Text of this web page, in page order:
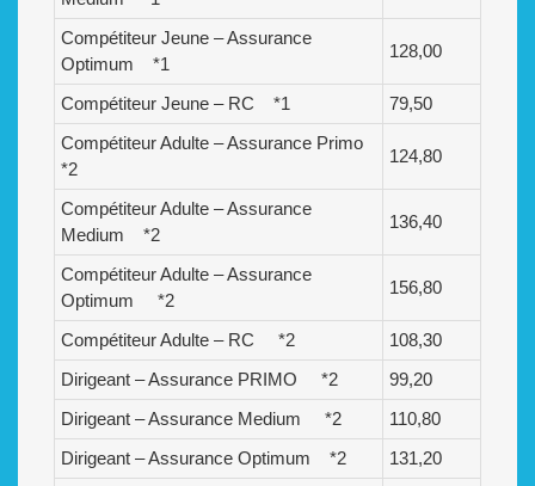
Compétiteur Jeune – Assurance
Optimum *1
128,00
Compétiteur Jeune – RC *1
79,50
Compétiteur Adulte – Assurance Primo
*2
124,80
Compétiteur Adulte – Assurance
Medium *2
136,40
Compétiteur Adulte – Assurance
Optimum *2
156,80
Compétiteur Adulte – RC *2
108,30
Dirigeant – Assurance PRIMO *2
99,20
Dirigeant – Assurance Medium *2
110,80
Dirigeant – Assurance Optimum *2
131,20